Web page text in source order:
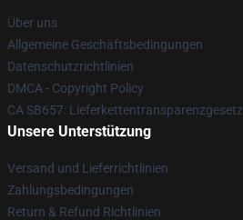
Über uns
Allgemeine Geschäftsbedingungen
Datenschutzrichtlinien
DMCA - Copyright Policy
CA SB657: Lieferkettentransparenzgesetz
Unsere Unterstützung
Versand und Lieferrichtlinien
Zahlungsbedingungen
Return & Refund Richtlinien